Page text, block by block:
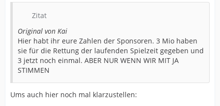
Zitat
Original von Kai
Hier habt ihr eure Zahlen der Sponsoren. 3 Mio haben
sie für die Rettung der laufenden Spielzeit gegeben und
3 jetzt noch einmal. ABER NUR WENN WIR MIT JA
STIMMEN
Ums auch hier noch mal klarzustellen: